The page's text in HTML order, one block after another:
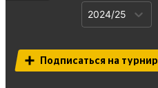
2024/25
Подписаться на турнир